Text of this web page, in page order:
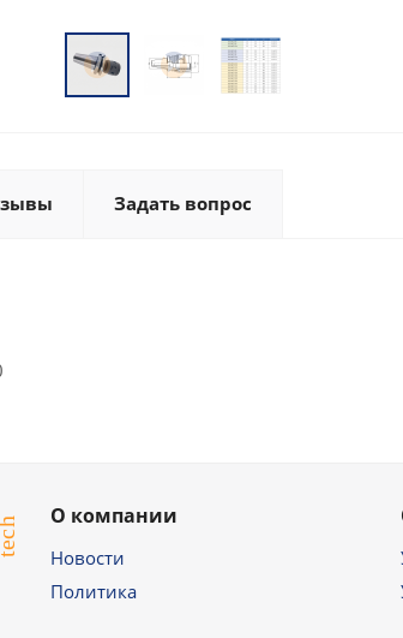
Задать вопрос
О компании
Новости
Политика